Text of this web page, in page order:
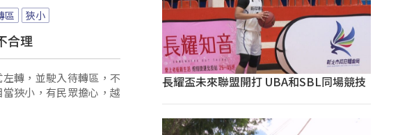
區 狹小
合理
轉，並駛入待轉區，不
狹小，有民眾擔心，越
長耀盃未來聯盟開打 UBA和SBL同場競技